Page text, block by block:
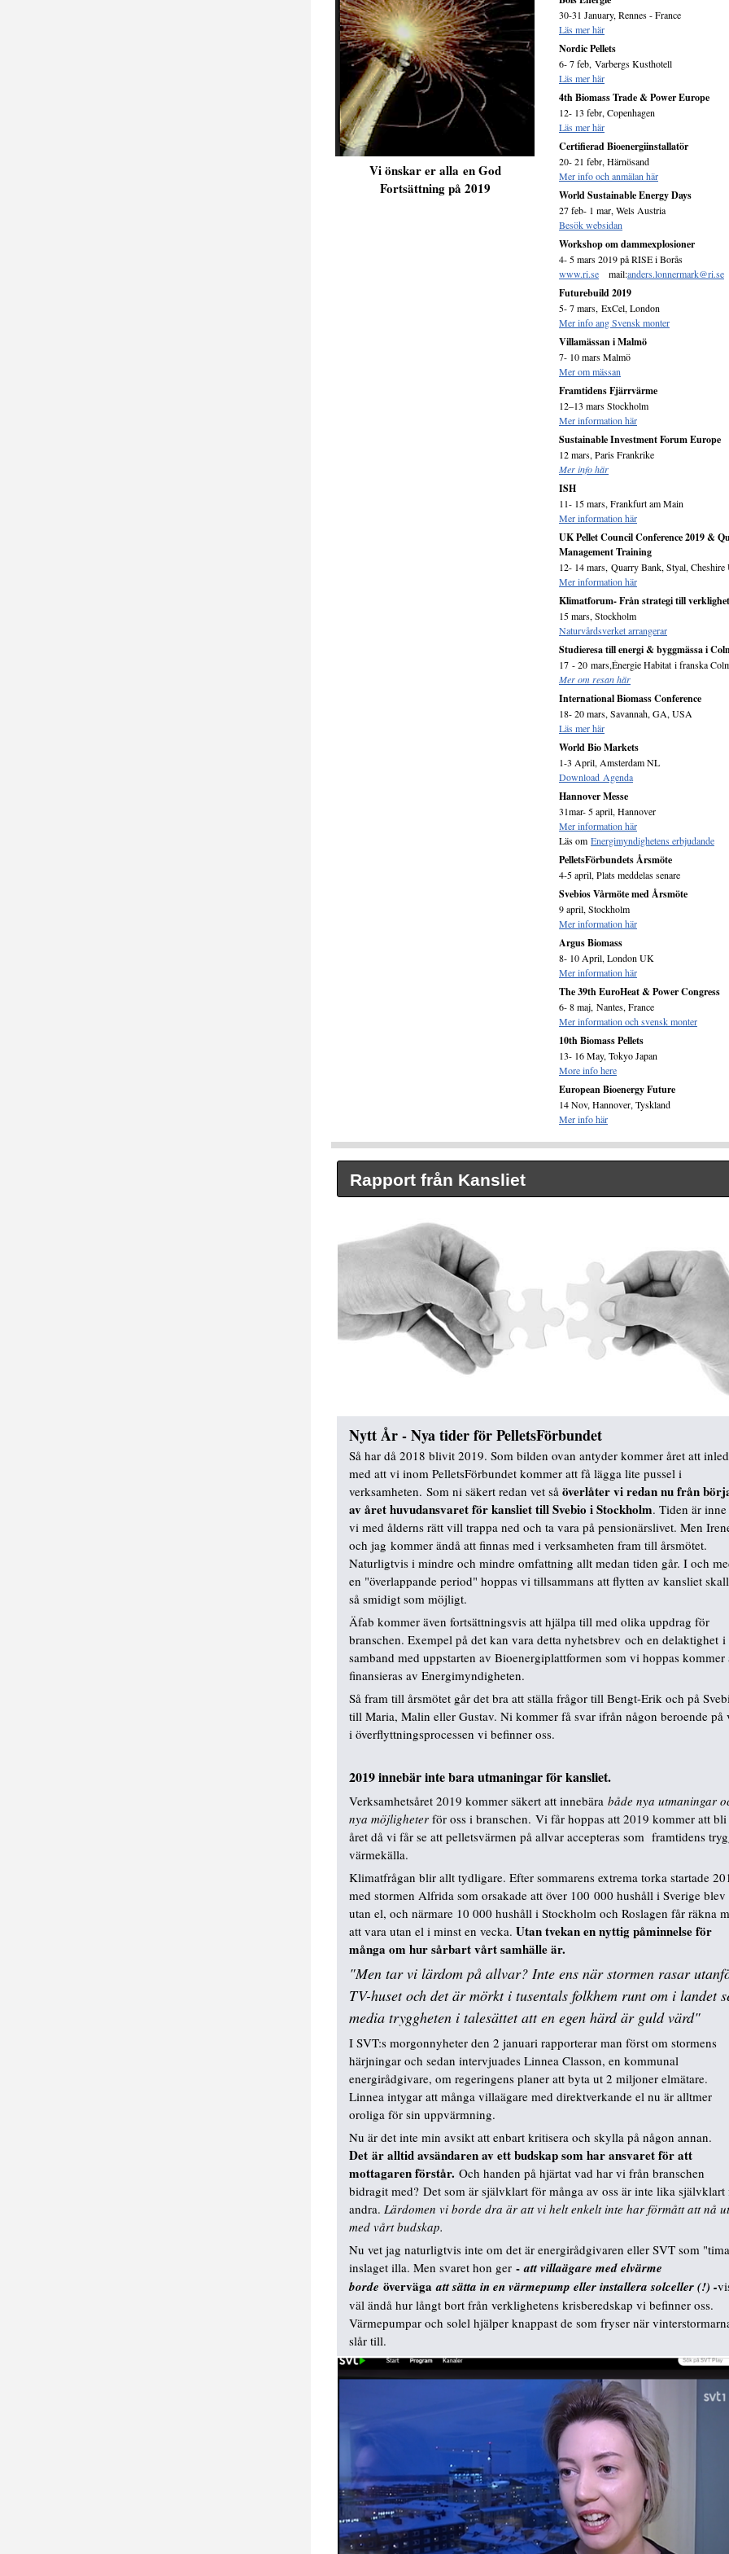
Vi önskar er alla en God
Fortsättning på 2019
30-31 January, Rennes - France
Läs mer här
Nordic Pellets
6- 7 feb, Varbergs Kusthotell
Läs mer här
4th Biomass Trade & Power Europe
12- 13 febr, Copenhagen
Läs mer här
Certifierad Bioenergiinstallatör
20- 21 febr, Härnösand
Mer info och anmälan här
World Sustainable Energy Days
27 feb- 1 mar, Wels Austria
Besök websidan
Workshop om dammexplosioner
4- 5 mars 2019 på RISE i Borås
www.ri.se mail:anders.lonnermark@ri.se
Futurebuild 2019
5- 7 mars, ExCel, London
Mer info ang Svensk monter
Villamässan i Malmö
7- 10 mars Malmö
Mer om mässan
Framtidens Fjärrvärme
12–13 mars Stockholm
Mer information här
Sustainable Investment Forum Europe
12 mars, Paris Frankrike
Mer info här
ISH
11- 15 mars, Frankfurt am Main
Mer information här
UK Pellet Council Conference 2019 &
Management Training
12- 14 mars, Quarry Bank, Styal,
Mer information här
Klimatforum- Från strategi till verklighet
15 mars, Stockholm
Naturvårdsverket arrangerar
Studieresa till energi & byggmässa i
17 - 20 mars,Énergie Habitat i franska
Mer om resan här
International Biomass Conference
18- 20 mars, Savannah, GA, USA
Läs mer här
World Bio Markets
1-3 April, Amsterdam NL
Download Agenda
Hannover Messe
31mar- 5 april, Hannover
Mer information här
Läs om Energimyndighetens erbjudande
PelletsFörbundets Årsmöte
4-5 april, Plats meddelas senare
Svebios Vårmöte med Årsmöte
9 april, Stockholm
Mer information här
Argus Biomass
8- 10 April, London UK
Mer information här
The 39th EuroHeat & Power Congress
6- 8 maj, Nantes, France
Mer information och svensk monter
10th Biomass Pellets
13- 16 May, Tokyo Japan
More info here
European Bioenergy Future
14 Nov, Hannover, Tyskland
Mer info här
Rapport från Kansliet
Nytt År - Nya tider för PelletsFörbundet
Så har då 2018 blivit 2019. Som bilden ovan antyder kommer året att
med att vi inom PelletsFörbundet kommer att få lägga lite pussel i
verksamheten. Som ni säkert redan vet så överlåter vi redan nu från
av året huvudansvaret för kansliet till Svebio i Stockholm. Tiden är
vi med ålderns rätt vill trappa ned och ta vara på pensionärslivet. Men
och jag kommer ändå att finnas med i verksamheten fram till årsmötet.
Naturligtvis i mindre och mindre omfattning allt medan tiden går. I och
en "överlappande period" hoppas vi tillsammans att flytten av kansliet
så smidigt som möjligt.
Äfab kommer även fortsättningsvis att hjälpa till med olika uppdrag för
branschen. Exempel på det kan vara detta nyhetsbrev och en delaktighet i
samband med uppstarten av Bioenergiplattformen som vi hoppas kommer
finansieras av Energimyndigheten.
Så fram till årsmötet går det bra att ställa frågor till Bengt-Erik och på
till Maria, Malin eller Gustav. Ni kommer få svar ifrån någon beroende på
i överflyttningsprocessen vi befinner oss.
2019 innebär inte bara utmaningar för kansliet.
Verksamhetsåret 2019 kommer säkert att innebära både nya utmaningar
nya möjligheter för oss i branschen. Vi får hoppas att 2019 kommer att bli
året då vi får se att pelletsvärmen på allvar accepteras som framtidens
värmekälla.
Klimatfrågan blir allt tydligare. Efter sommarens extrema torka startade
med stormen Alfrida som orsakade att över 100 000 hushåll i Sverige blev
utan el, och närmare 10 000 hushåll i Stockholm och Roslagen får räkna
att vara utan el i minst en vecka. Utan tvekan en nyttig påminnelse för
många om hur sårbart vårt samhälle är.
"Men tar vi lärdom på allvar? Inte ens när stormen rasar
TV-huset och det är mörkt i tusentals folkhem runt om i landet
media tryggheten i talesättet att en egen härd är guld värd"
I SVT:s morgonnyheter den 2 januari rapporterar man först om stormens
härjningar och sedan intervjuades Linnea Classon, en kommunal
energirådgivare, om regeringens planer att byta ut 2 miljoner elmätare.
Linnea intygar att många villaägare med direktverkande el nu är alltmer
oroliga för sin uppvärmning.
Nu är det inte min avsikt att enbart kritisera och skylla på någon annan.
Det är alltid avsändaren av ett budskap som har ansvaret för att
mottagaren förstår. Och handen på hjärtat vad har vi från branschen
bidragit med? Det som är självklart för många av oss är inte lika självklart
andra. Lärdomen vi borde dra är att vi helt enkelt inte har förmått att nå ut
med vårt budskap.
Nu vet jag naturligtvis inte om det är energirådgivaren eller SVT som
inslaget illa. Men svaret hon ger -att villaägare med elvärme
borde överväga att sätta in en värmepump eller installera solceller (!) -
väl ändå hur långt bort från verklighetens krisberedskap vi befinner oss.
Värmepumpar och solel hjälper knappast de som fryser när
slår till.